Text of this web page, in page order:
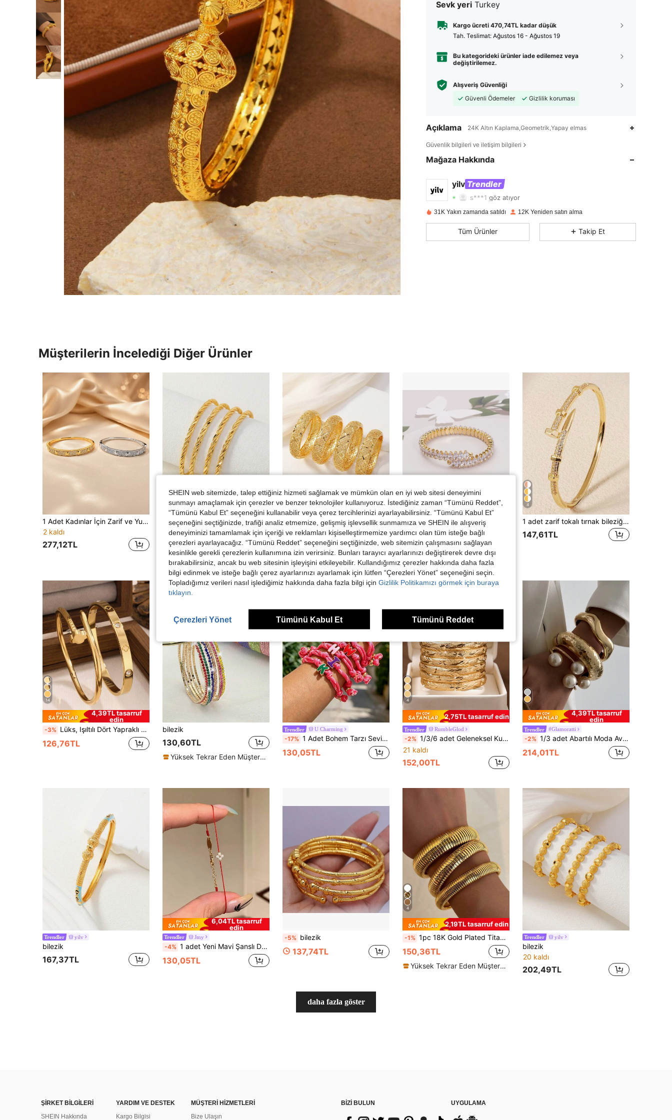
Sevk yeri Turkey
Kargo ücreti 470,74TL kadar düşük
Tah. Teslimat: Ağustos 16 - Ağustos 19
Bu kategorideki ürünler iade edilemez veya
değiştirilemez.
Alışveriş Güvenliği
Güvenli Ödemeler
Gizlilik koruması
Açıklama 24K Altın Kaplama,Geometrik,Yapay elmas
Güvenlik bilgileri ve iletişim bilgileri
Mağaza Hakkında
yilv Trendler
4,89
4,89
s***1 göz atıyor
4,89
31K Yakın zamanda satıldı 12K Yeniden satın alma
Tüm Ürünler Takip Et
Müşterilerin İncelediği Diğer Ürünler
1 Adet Kadınlar İçin Zarif ve Yumuşak Görünümlü Tam Daire Taşlı Yuvarlak Noktalı Bilezik, Ayna Efektli Yumuşak Işıltılı Günlük İşe Gidiş İçin Çok Yönlü Moda Aksesuarı
2 kaldı
277,12TL
Trendler yilv
bilezik
283,70TL
Trendler yilv
-8% 24K Altın Kaplama Bayan Bileklik Bileklik El Takısı Gelin Lüks Açık Bilezik
10 kaldı
187,12TL
1,64TL tasarruf edin
-2% 1 adet Ayarlanabilir Lüks Yapay Zirkonyum Göz Şeklinde Bilezik
102,62TL
4
1 adet zarif tokalı tırnak bileziği, bakır mikro kakmalı zirkonyum bilezik tasarımı üst düzey manşet bilezik, festival hediyeleri için uygundur
147,61TL
14
4,39TL tasarruf
edin
-3% Lüks, Işıltılı Dört Yapraklı Yonca Zirkon Taşlı Paslanmaz Çelik Kadın Bileklik, Çeşitli Durumlar İçin Uygundur
126,76TL
bilezik
130,60TL
Yüksek Tekrar Eden Müşteriler
Trendler U Charming
-17% 1 Adet Bohem Tarzı Sevimli Yaratıcı Şık Zarif Lüks Tatlı Minimalist Dopamin Rengi Bakır 26 Harfli Örgü Düğüm Bileklik, Kadınlar, Kız Kardeşler ve Çiftler İçin, Mezuniyet/Balo Takı Hediyesi, Günlük Kullanım, Randevu, Parti, Tatil ve Yaz Plaj Tatili İçin Uygun, Ayarlanabilir Boyut
130,05TL
4
2,75TL tasarruf edin
Trendler RumbleGlod
-2% 1/3/6 adet Geleneksel Kum Altın El Yapımı Oyma Buğday Ajur 24 Ayar Altın Kaplama Bilezik, Kadınların Günlük Giyimi ve Hediyesi İçin Uygundur, Kutu Yok
21 kaldı
152,00TL
4,39TL tasarruf
edin
Trendler #Glamoratti
-2% 1/3 adet Abartılı Moda Avrupa ve Amerikan Minimalist Metal Dalga Manşet Bileklik, Retro Şık Asimetrik İnci Süslemeli Ayarlanabilir Bileklik, Kadınlar için Kalın Altın Açık Manşet Bileklik, Günlük Kullanım ve Parti Takı Seti İçin Uygundur
214,01TL
Trendler yilv
bilezik
167,37TL
6,04TL tasarruf
edin
Trendler Jmy
-4% 1 adet Yeni Mavi Şanslı Dört Yapraklı Yonca Bileklik, Zarif Kırmızı İpli Bileklik, Kadınlar İçin Minimalist Lüks Takı Aksesuarı, Yazlık
130,05TL
-5% bilezik
137,74TL
4
2,19TL tasarruf edin
-1% 1pc 18K Gold Plated Titanium Steel Bracelet Vintage Elastic Polishing Bangle For Women Girls Fashion Aesthetic Jewelry
150,36TL
Yüksek Tekrar Eden Müşteriler
Trendler yilv
bilezik
20 kaldı
202,49TL
daha fazla göster
ŞİRKET BİLGİLERİ
SHEIN Hakkında
YARDIM VE DESTEK
Kargo Bilgisi
MÜŞTERİ HİZMETLERİ
Bize Ulaşın
BİZİ BULUN UYGULAMA
SHEIN web sitemizde, talep ettiğiniz hizmeti sağlamak ve mümkün olan en iyi web sitesi deneyimini
sunmayı amaçlamak için çerezler ve benzer teknolojiler kullanıyoruz. İstediğiniz zaman “Tümünü Reddet”,
“Tümünü Kabul Et” seçeneğini kullanabilir veya çerez tercihlerinizi ayarlayabilirsiniz. “Tümünü Kabul Et”
seçeneğini seçtiğinizde, trafiği analiz etmemize, gelişmiş işlevsellik sunmamıza ve SHEIN ile alışveriş
deneyiminizi tamamlamak için içeriği ve reklamları kişiselleştirmemize yardımcı olan tüm isteğe bağlı
çerezleri ayarlayacağız. “Tümünü Reddet” seçeneğini seçtiğinizde, web sitemizin çalışmasını sağlayan
kesinlikle gerekli çerezlerin kullanımına izin verirsiniz. Bunları tarayıcı ayarlarınızı değiştirerek devre dışı
bırakabilirsiniz, ancak bu web sitesinin işleyişini etkileyebilir. Kullandığımız çerezler hakkında daha fazla
bilgi edinmek ve isteğe bağlı çerez ayarlarınızı ayarlamak için lütfen “Çerezleri Yönet” seçeneğini seçin.
Topladığımız verileri nasıl işlediğimiz hakkında daha fazla bilgi için Gizlilik Politikamızı görmek için buraya
tıklayın.
Çerezleri Yönet Tümünü Kabul Et Tümünü Reddet